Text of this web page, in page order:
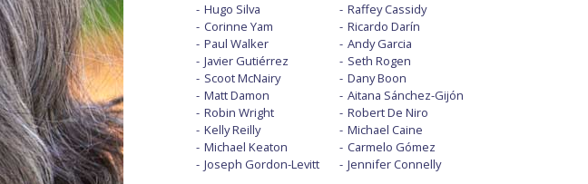
Hugo Silva
Corinne Yam
Paul Walker
Javier Gutiérrez
Scoot McNairy
Matt Damon
Robin Wright
Kelly Reilly
Michael Keaton
Joseph Gordon-Levitt
Raffey Cassidy
Ricardo Darín
Andy Garcia
Seth Rogen
Dany Boon
Aitana Sánchez-Gijón
Robert De Niro
Michael Caine
Carmelo Gómez
Jennifer Connelly